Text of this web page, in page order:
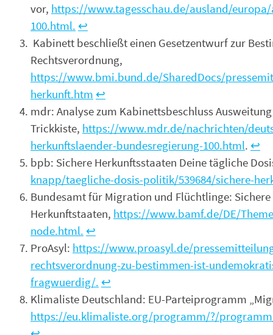
vor, https://www.tagesschau.de/ausland/
100.html. ↩︎
Kabinett beschließt einen Gesetzentwurf zur
Rechtsverordnung,
https://www.bmi.bund.de/SharedDocs/
herkunft.htm ↩︎
mdr: Analyse zum Kabinettsbeschluss
Trickkiste, https://www.mdr.de/nachrichten/
herkunftslaender-bundesregierung-100.html. ↩︎
bpb: Sichere Herkunftsstaaten Deine tägliche
knapp/taegliche-dosis-politik/539684/sichere-
Bundesamt für Migration und Flüchtlinge: Sichere
Herkunftstaaten, https://www.bamf.de/DE/
node.html. ↩︎
ProAsyl: https://www.proasyl.de/
rechtsverordnung-zu-bestimmen-ist-
fragwuerdig/. ↩︎
Klimaliste Deutschland: EU-Parteiprogramm
https://eu.klimaliste.org/programm/?/